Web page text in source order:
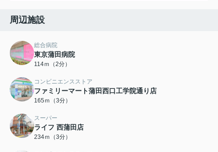
周辺施設
総合病院
東京蒲田病院
114ｍ（2分）
コンビニエンスストア
ファミリーマート蒲田西口工学院通り店
165ｍ（3分）
スーパー
ライフ 西蒲田店
234ｍ（3分）